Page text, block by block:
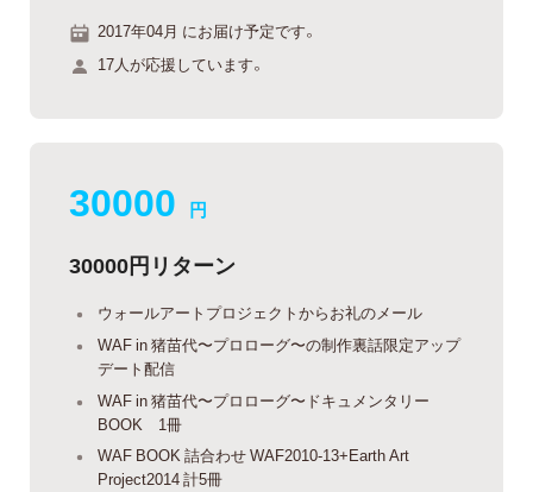
2017年04月 にお届け予定です。
17人が応援しています。
30000 円
30000円リターン
ウォールアートプロジェクトからお礼のメール
WAF in 猪苗代〜プロローグ〜の制作裏話限定アップ
デート配信
WAF in 猪苗代〜プロローグ〜ドキュメンタリー
BOOK 1冊
WAF BOOK 詰合わせ WAF2010-13+Earth Art
Project2014 計5冊